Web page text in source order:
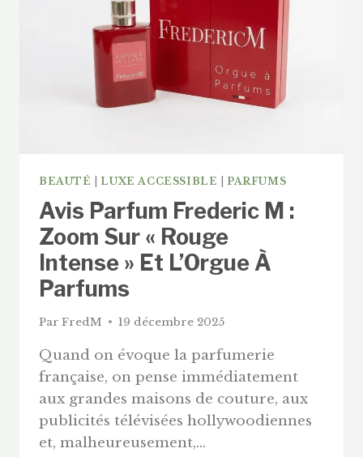
COMPARATIF
VDI
PARFUMS
BEAUTÉ LUXE ACCESSIBLE |PARFUMS
Avis Parfum Frederic M :
Zoom Sur « Rouge
Intense » Et L’Orgue À
Parfums
Par FredM 19 décembre 2025
Quand on évoque la parfumerie
française, on pense immédiatement
aux grandes maisons de couture, aux
publicités télévisées hollywoodiennes
et, malheureusement,…